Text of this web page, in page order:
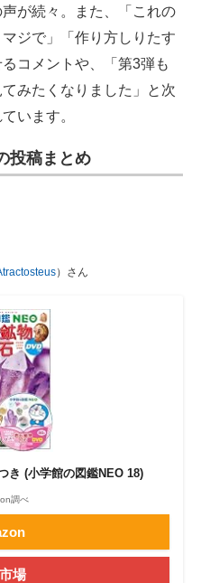
が続々。また、「これの
ジで」「作り方しりたす
コメントや、「第3弾も
みたくなりました」と次
います。
投稿まとめ
）さん
き (小学館の図鑑NEO 18)
調べ
場